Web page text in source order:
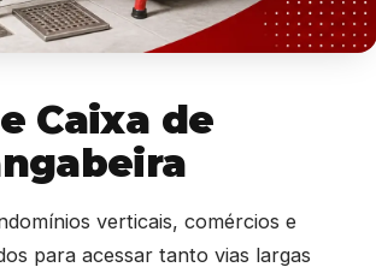
Caixa de
verticais, comércios e
para acessar tanto vias largas